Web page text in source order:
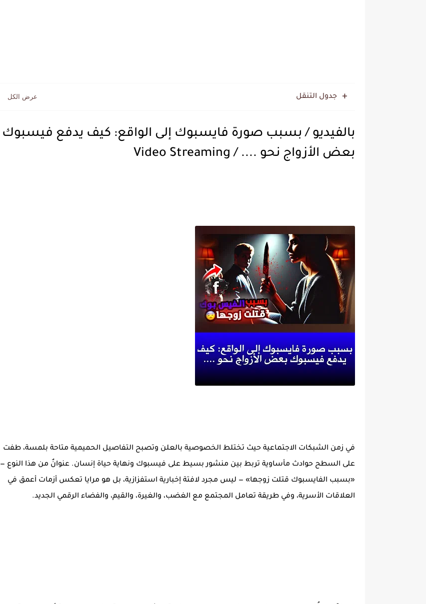
جدول التنقل
بالفيديو / بسبب صورة فايسبوك إلى الواقع: كيف يدفع فيسبوك
بعض الأزواج نحو .... / Video Streaming
في زمن الشبكات الاجتماعية حيث تختلط الخصوصية بالعلن وتصبح التفاصيل الحميمية متاحة بلمسة، طفت
على السطح حوادث مأساوية تربط بين منشور بسيط على فيسبوك ونهاية حياة إنسان. عنوانٌ من هذا النوع —
«بسبب الفايسبوك قتلت زوجها» — ليس مجرد لافتة إخبارية استفزازية، بل هو مرايا تعكس أزمات أعمق في
العلاقات الأسرية، وفي طريقة تعامل المجتمع مع الغضب، والغيرة، والقيم، والفضاء الرقمي الجديد.